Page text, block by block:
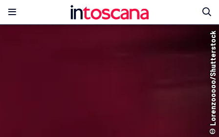
© Lorenzooooo/Shutterstock